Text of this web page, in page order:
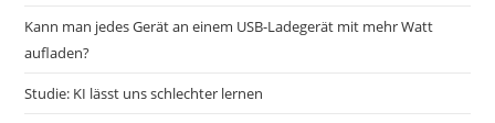
Kann man jedes Gerät an einem USB-Ladegerät mit mehr Watt
aufladen?
Studie: KI lässt uns schlechter lernen